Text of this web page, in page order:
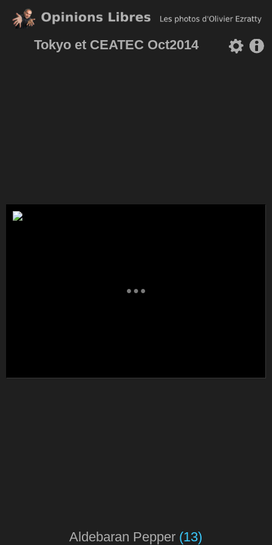
Tokyo et CEATEC Oct2014
Aldebaran Pepper (13)